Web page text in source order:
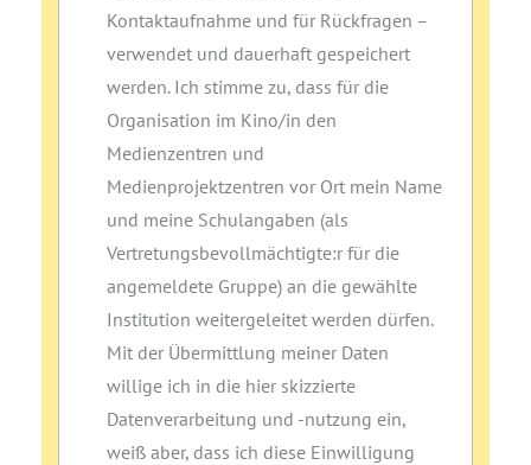
Kontaktaufnahme und für Rückfragen –
verwendet und dauerhaft gespeichert
werden. Ich stimme zu, dass für die
Organisation im Kino/in den
Medienzentren und
Medienprojektzentren vor Ort mein Name
und meine Schulangaben (als
Vertretungsbevollmächtigte:r für die
angemeldete Gruppe) an die gewählte
Institution weitergeleitet werden dürfen.
Mit der Übermittlung meiner Daten
willige ich in die hier skizzierte
Datenverarbeitung und ‑nutzung ein,
weiß aber, dass ich diese Einwilligung